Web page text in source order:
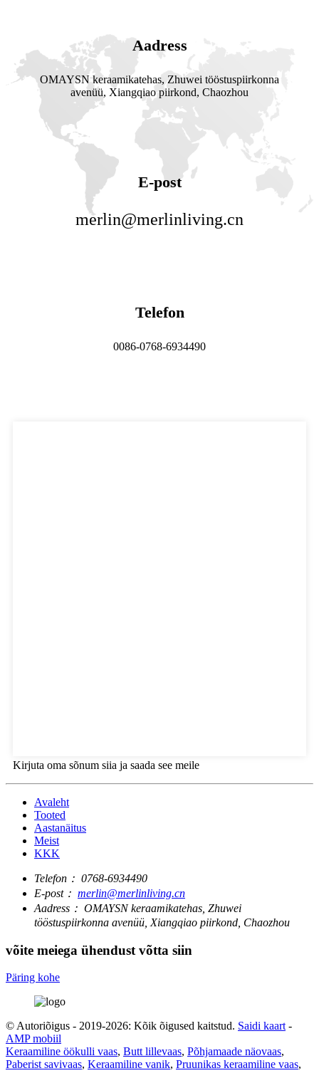
Aadress
OMAYSN keraamikatehas, Zhuwei tööstuspiirkonna
avenüü, Xiangqiao piirkond, Chaozhou
E-post
merlin@merlinliving.cn
Telefon
0086-0768-6934490
Kirjuta oma sõnum siia ja saada see meile
Avaleht
Tooted
Aastanäitus
Meist
KKK
Telefon： 0768-6934490
E-post： merlin@merlinliving.cn
Aadress： OMAYSN keraamikatehas, Zhuwei
tööstuspiirkonna avenüü, Xiangqiao piirkond, Chaozhou
võite meiega ühendust võtta siin
Päring kohe
© Autoriõigus - 2019-2026: Kõik õigused kaitstud. Saidi kaart-
AMP mobiil
Keraamiline öökulli vaas, Butt lillevaas, Põhjamaade näovaas,
Paberist savivaas, Keraamiline vanik, Pruunikas keraamiline vaas,